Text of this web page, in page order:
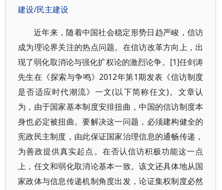
建设/民主建设
近年来，随着中国社会稳定形势日趋严峻，信访
成为理论界关注的热点问题。在信访改革方向上，出
现了弱化取消论与强化扩权论的激烈论争。[1]任剑涛
先生在《探索与争鸣》2012年第1期发表《信访制度
是否适应时代潮流》一文(以下简称任文)。文章认
为，由于国家基本制度安排扭曲，中国的信访制度本
身也必定被扭曲。要解决这一问题，必须建构健全的
宪政民主制度，由此保证国家治理信息的通畅传递，
为善政提供真实起点。在否认信访积极功能这一点
上，任文和弱化取消论基本一致。该文还具体地从国
家政体与信息传递机制角度出发，论证集权制度必然